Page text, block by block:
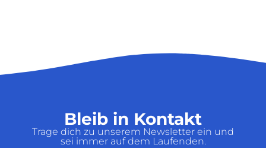
Bleib in Kontakt
Trage dich zu unserem Newsletter ein und
sei immer auf dem Laufenden.